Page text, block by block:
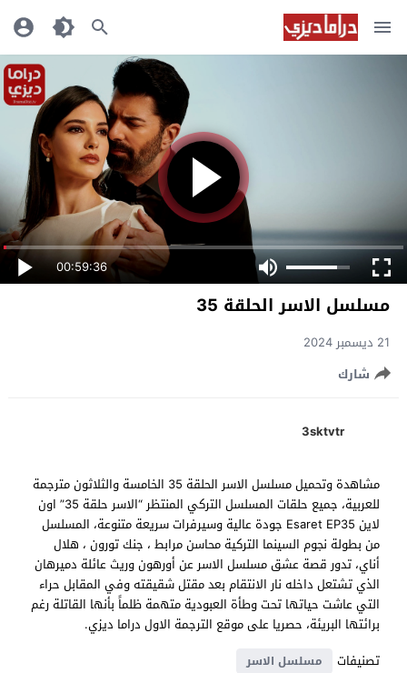
00:59:36
مسلسل الاسر الحلقة 35
21 ديسمبر 2024
شارك
3sktvtr
مشاهدة وتحميل مسلسل الاسر الحلقة 35 الخامسة والثلاثون مترجمة
للعربية، جميع حلقات المسلسل التركي المنتظر “الاسر حلقة 35” اون
لاين Esaret EP35 جودة عالية وسيرفرات سريعة متنوعة، المسلسل
من بطولة نجوم السينما التركية محاسن مرابط ، جنك تورون ، هلال
أناي، تدور قصة عشق مسلسل الاسر عن أورهون وريث عائلة دميرهان
الذي تشتعل داخله نار الانتقام بعد مقتل شقيقته وفي المقابل حراء
التي عاشت حياتها تحت وطأة العبودية متهمة ظلماً بأنها القاتلة رغم
برائتها البريئة، حصريا على موقع الترجمة الاول دراما ديزي.
تصنيفات
مسلسل الاسر